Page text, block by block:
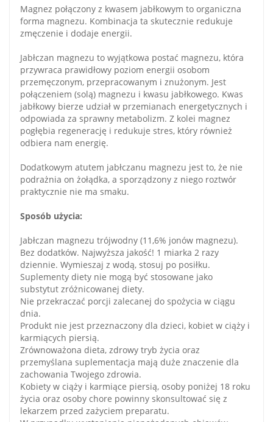
Magnez połączony z kwasem jabłkowym to organiczna
forma magnezu. Kombinacja ta skutecznie redukuje
zmęczenie i dodaje energii.
Jabłczan magnezu to wyjątkowa postać magnezu, która
przywraca prawidłowy poziom energii osobom
przemęczonym, przepracowanym i znużonym. Jest
połączeniem (solą) magnezu i kwasu jabłkowego. Kwas
jabłkowy bierze udział w przemianach energetycznych i
odpowiada za sprawny metabolizm. Z kolei magnez
pogłębia regenerację i redukuje stres, który również
odbiera nam energię.
Dodatkowym atutem jabłczanu magnezu jest to, że nie
podrażnia on żołądka, a sporządzony z niego roztwór
praktycznie nie ma smaku.
Sposób użycia:
Jabłczan magnezu trójwodny (11,6% jonów magnezu).
Bez dodatków. Najwyższa jakość! 1 miarka 2 razy
dziennie. Wymieszaj z wodą, stosuj po posiłku.
Suplementy diety nie mogą być stosowane jako
substytut zróżnicowanej diety.
Nie przekraczać porcji zalecanej do spożycia w ciągu
dnia.
Produkt nie jest przeznaczony dla dzieci, kobiet w ciąży i
karmiących piersią.
Zrównoważona dieta, zdrowy tryb życia oraz
przemyślana suplementacja mają duże znaczenie dla
zachowania Twojego zdrowia.
Kobiety w ciąży i karmiące piersią, osoby poniżej 18 roku
życia oraz osoby chore powinny skonsultować się z
lekarzem przed zażyciem preparatu.